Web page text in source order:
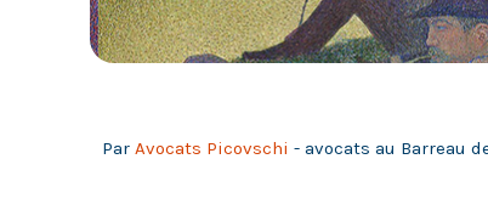
Par Avocats Picovschi - avocats au Barreau